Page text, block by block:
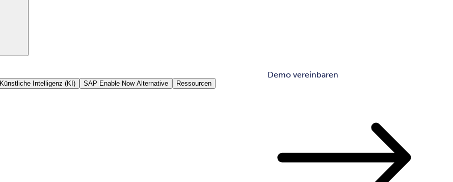
Künstliche Intelligenz (KI) SAP Enable Now Alternative Ressourcen
Demo vereinbaren